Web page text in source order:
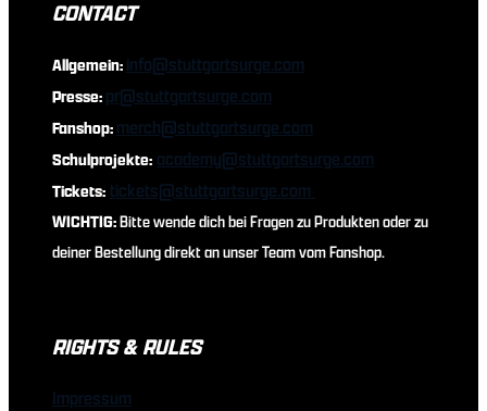
CONTACT
Allgemein:info@stuttgartsurge.com
Presse:pr@stuttgartsurge.com
Fanshop:merch@stuttgartsurge.com
Schulprojekte: academy@stuttgartsurge.com
Tickets: tickets@stuttgartsurge.com
WICHTIG:Bitte wende dich bei Fragen zu Produkten oder zu
deiner Bestellung direkt an unser Team vom Fanshop.
RIGHTS & RULES
Impressum